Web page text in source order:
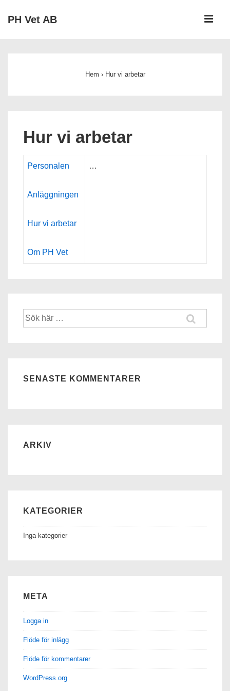
Hoppa
PH Vet AB
Hem › Hur vi arbetar
Hur vi arbetar
Personalen
Anläggningen
Hur vi arbetar
Om PH Vet
…
Sök
efter:
SENASTE KOMMENTARER
ARKIV
KATEGORIER
Inga kategorier
META
Logga in
Flöde för inlägg
Flöde för kommentarer
WordPress.org